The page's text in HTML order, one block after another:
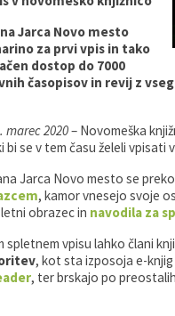
Jarca Novo mesto
za prvi vpis in tako
dostop do 7000
časopisov in revij z
marec 2020– Novomeška
bi se v tem času želeli
Jarca Novo mesto se
, kamor vnesejo svoje
obrazec in navodila za
spletnem vpisu lahko člani
, kot sta izposoja e-
, ter brskajo po preostalih